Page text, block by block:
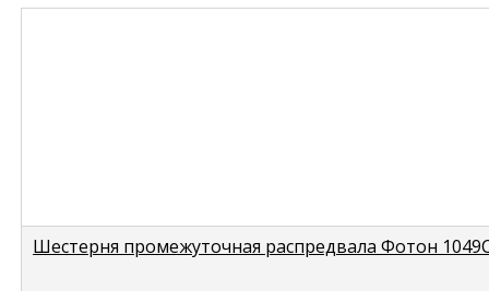
Шестерня промежуточная распредвала Фотон